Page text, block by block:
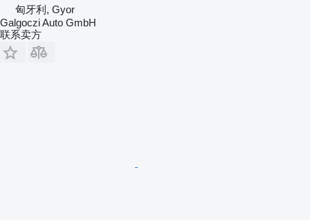
匈牙利, Gyor
Galgoczi Auto GmbH
联系卖方